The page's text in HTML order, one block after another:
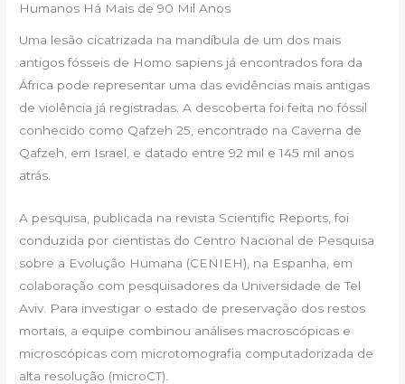
Humanos Há Mais de 90 Mil Anos
Uma lesão cicatrizada na mandíbula de um dos mais
antigos fósseis de Homo sapiens já encontrados fora da
África pode representar uma das evidências mais antigas
de violência já registradas. A descoberta foi feita no fóssil
conhecido como Qafzeh 25, encontrado na Caverna de
Qafzeh, em Israel, e datado entre 92 mil e 145 mil anos
atrás.
A pesquisa, publicada na revista Scientific Reports, foi
conduzida por cientistas do Centro Nacional de Pesquisa
sobre a Evolução Humana (CENIEH), na Espanha, em
colaboração com pesquisadores da Universidade de Tel
Aviv. Para investigar o estado de preservação dos restos
mortais, a equipe combinou análises macroscópicas e
microscópicas com microtomografia computadorizada de
alta resolução (microCT).